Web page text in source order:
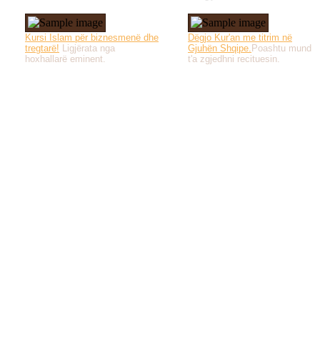
Kursi Islam për biznesmenë dhe
tregtarë! Ligjërata nga
hoxhallarë eminent.
Dëgjo Kur'an me titrim në
Gjuhën Shqipe. Poashtu mund
t'a zgjedhni recituesin.